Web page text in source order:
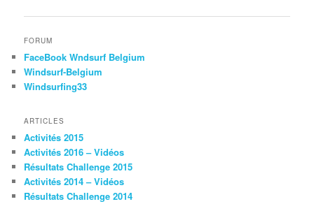
FORUM
FaceBook Wndsurf Belgium
Windsurf-Belgium
Windsurfing33
ARTICLES
Activités 2015
Activités 2016 – Vidéos
Résultats Challenge 2015
Activités 2014 – Vidéos
Résultats Challenge 2014